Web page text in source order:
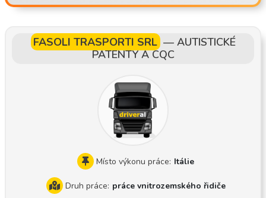
a příjezdem v pátek v týdnu následujícím, takže 45. den odp
hody Během 1–2 měsíců se seznámíte s 70–80 % přepravní
ch tras Parkování v okolí Budapešti nebo v Balotaszállásu
Německo, Benelux, Francie, Itálie, Španělsko, Portugalsko,
Anglie, Irsko, Skotsko atd. Najetá vzdálenost 12 000 km/mě
ní vozidlo: nová generace Scania S500 a návěs Schmitz Sko
áním přihlášky prohlédli danou soupravu na webových strá
nkách, protože spoilery na tahači i na návěsu a bedny na za
dní rezervní kolo jsou mimořádně nízko umístěné. Souprava j
FASOLI TRASPORTI SRL— AUTISTICKÉ
PATENTY A CQC
Místo výkonu práce: Itálie
Druh práce: práce vnitrozemského řidiče